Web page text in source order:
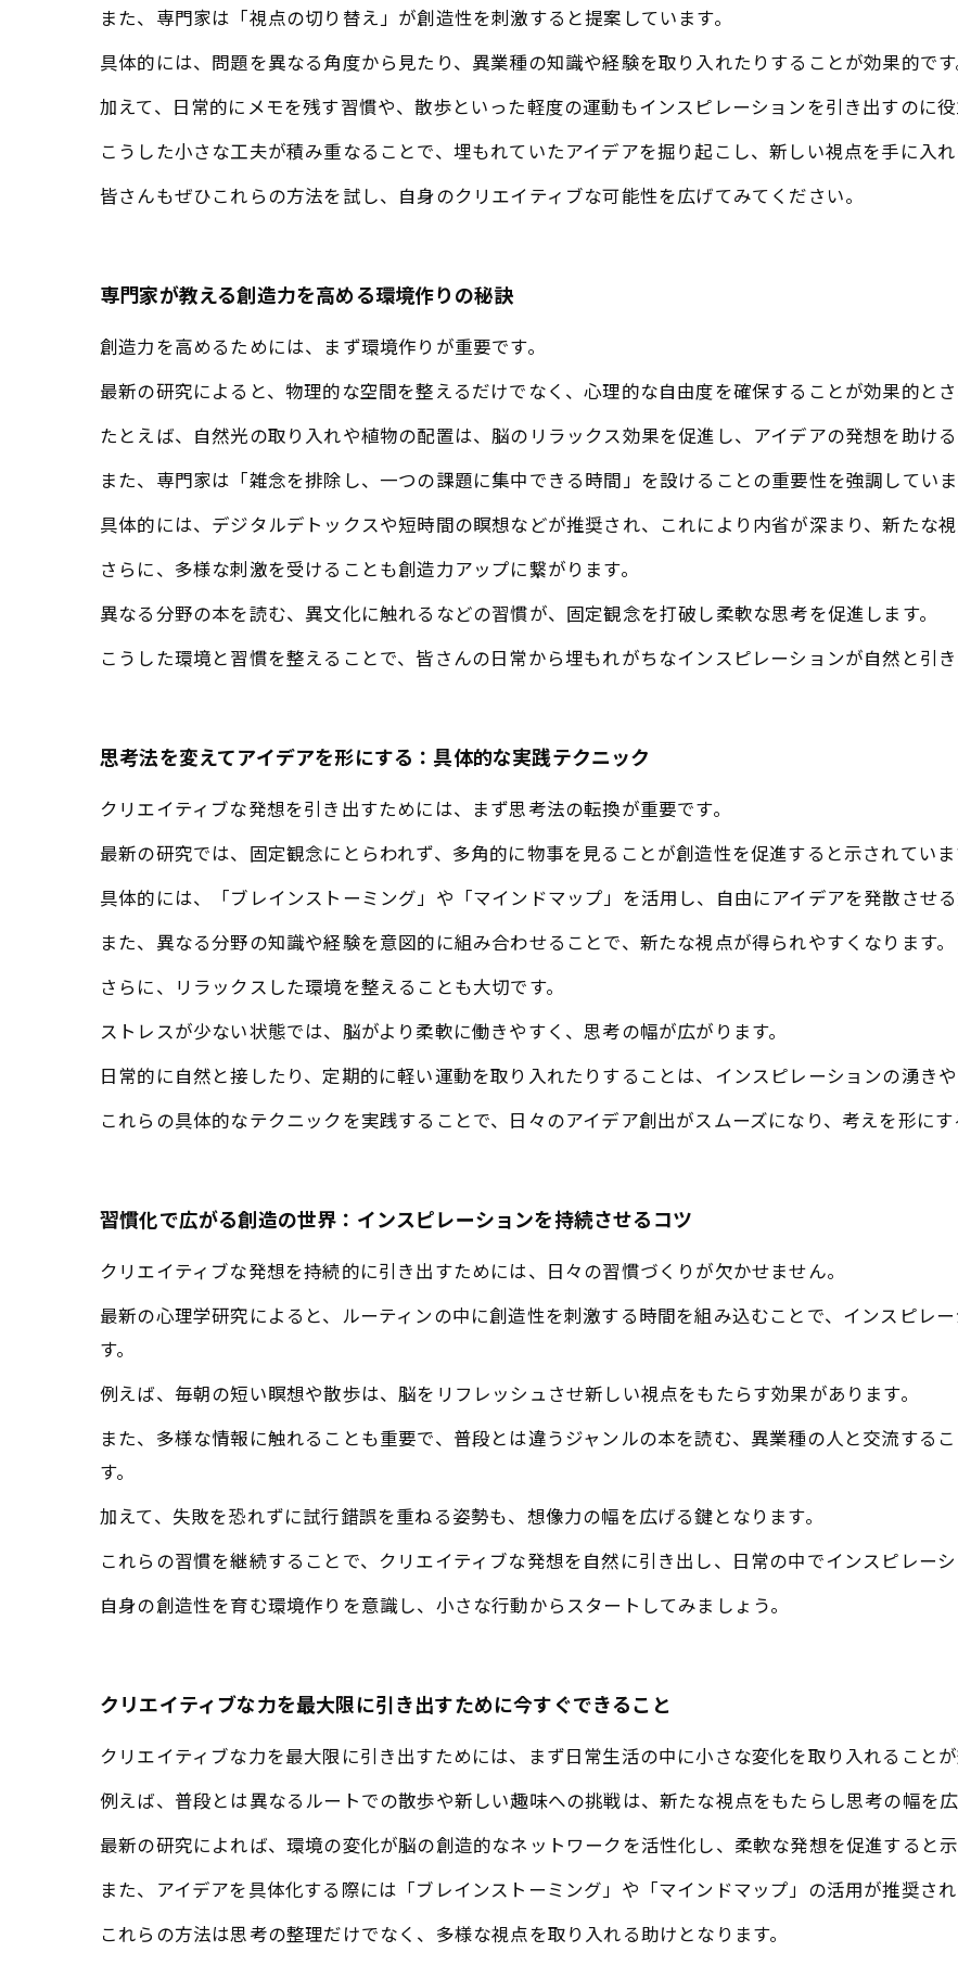
また、専門家は「視点の切り替え」が創造性を刺激すると提案しています。
具体的には、問題を異なる角度から見たり、異業種の知識や経験を取り入れたりすることが効果的です
加えて、日常的にメモを残す習慣や、散歩といった軽度の運動もインスピレーションを引き出すのに役
こうした小さな工夫が積み重なることで、埋もれていたアイデアを掘り起こし、新しい視点を手に入れ
皆さんもぜひこれらの方法を試し、自身のクリエイティブな可能性を広げてみてください。
専門家が教える創造力を高める環境作りの秘訣
創造力を高めるためには、まず環境作りが重要です。
最新の研究によると、物理的な空間を整えるだけでなく、心理的な自由度を確保することが効果的とさ
たとえば、自然光の取り入れや植物の配置は、脳のリラックス効果を促進し、アイデアの発想を助ける
また、専門家は「雑念を排除し、一つの課題に集中できる時間」を設けることの重要性を強調していま
具体的には、デジタルデトックスや短時間の瞑想などが推奨され、これにより内省が深まり、新たな
さらに、多様な刺激を受けることも創造力アップに繋がります。
異なる分野の本を読む、異文化に触れるなどの習慣が、固定観念を打破し柔軟な思考を促進します。
こうした環境と習慣を整えることで、皆さんの日常から埋もれがちなインスピレーションが自然と引き
思考法を変えてアイデアを形にする：具体的な実践テクニック
クリエイティブな発想を引き出すためには、まず思考法の転換が重要です。
最新の研究では、固定観念にとらわれず、多角的に物事を見ることが創造性を促進すると示されていま
具体的には、「ブレインストーミング」や「マインドマップ」を活用し、自由にアイデアを発散させる
また、異なる分野の知識や経験を意図的に組み合わせることで、新たな視点が得られやすくなります。
さらに、リラックスした環境を整えることも大切です。
ストレスが少ない状態では、脳がより柔軟に働きやすく、思考の幅が広がります。
日常的に自然と接したり、定期的に軽い運動を取り入れたりすることは、インスピレーションの湧き
これらの具体的なテクニックを実践することで、日々のアイデア創出がスムーズになり、考えを形にす
習慣化で広がる創造の世界：インスピレーションを持続させるコツ
クリエイティブな発想を持続的に引き出すためには、日々の習慣づくりが欠かせません。
最新の心理学研究によると、ルーティンの中に創造性を刺激する時間を組み込むことで、インスピレ
す。
例えば、毎朝の短い瞑想や散歩は、脳をリフレッシュさせ新しい視点をもたらす効果があります。
また、多様な情報に触れることも重要で、普段とは違うジャンルの本を読む、異業種の人と交流する
す。
加えて、失敗を恐れずに試行錯誤を重ねる姿勢も、想像力の幅を広げる鍵となります。
これらの習慣を継続することで、クリエイティブな発想を自然に引き出し、日常の中でインスピレー
自身の創造性を育む環境作りを意識し、小さな行動からスタートしてみましょう。
クリエイティブな力を最大限に引き出すために今すぐできること
クリエイティブな力を最大限に引き出すためには、まず日常生活の中に小さな変化を取り入れることが
例えば、普段とは異なるルートでの散歩や新しい趣味への挑戦は、新たな視点をもたらし思考の幅を広
最新の研究によれば、環境の変化が脳の創造的なネットワークを活性化し、柔軟な発想を促進すると示
また、アイデアを具体化する際には「ブレインストーミング」や「マインドマップ」の活用が推奨され
これらの方法は思考の整理だけでなく、多様な視点を取り入れる助けとなります。